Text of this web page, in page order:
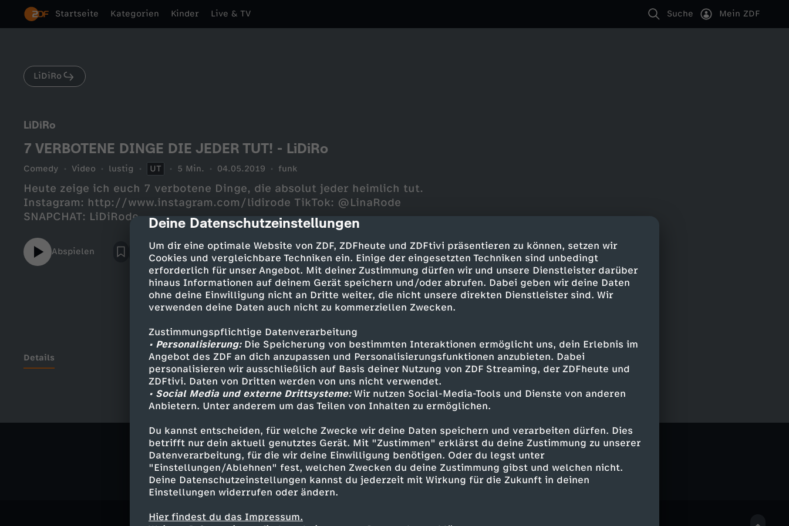
cmp-dialog-description
Deine Datenschutzeinstellungen
Um dir eine optimale Website von ZDF, ZDFheute und ZDFtivi präsentieren zu können, setzen wir
Cookies und vergleichbare Techniken ein. Einige der eingesetzten Techniken sind unbedingt
erforderlich für unser Angebot. Mit deiner Zustimmung dürfen wir und unsere Dienstleister darüber
hinaus Informationen auf deinem Gerät speichern und/oder abrufen. Dabei geben wir deine Daten
ohne deine Einwilligung nicht an Dritte weiter, die nicht unsere direkten Dienstleister sind. Wir
verwenden deine Daten auch nicht zu kommerziellen Zwecken.
Zustimmungspflichtige Datenverarbeitung
• Personalisierung:Die Speicherung von bestimmten Interaktionen ermöglicht uns, dein Erlebnis im
Angebot des ZDF an dich anzupassen und Personalisierungsfunktionen anzubieten. Dabei
personalisieren wir ausschließlich auf Basis deiner Nutzung von ZDF Streaming, der ZDFheute und
ZDFtivi. Daten von Dritten werden von uns nicht verwendet.
• Social Media und externe Drittsysteme:Wir nutzen Social-Media-Tools und Dienste von anderen
Anbietern. Unter anderem um das Teilen von Inhalten zu ermöglichen.
Du kannst entscheiden, für welche Zwecke wir deine Daten speichern und verarbeiten dürfen. Dies
betrifft nur dein aktuell genutztes Gerät. Mit "Zustimmen" erklärst du deine Zustimmung zu unserer
Datenverarbeitung, für die wir deine Einwilligung benötigen. Oder du legst unter
"Einstellungen/Ablehnen" fest, welchen Zwecken du deine Zustimmung gibst und welchen nicht.
Deine Datenschutzeinstellungen kannst du jederzeit mit Wirkung für die Zukunft in deinen
Einstellungen widerrufen oder ändern.
Hier findest du das Impressum.
Startseite Kategorien Kinder Live & TV Suche Mein ZDF
LiDiRo
LiDiRo
7 VERBOTENE DINGE DIE JEDER TUT! - LiDiRo
Comedy Video lustig UT 5 Min. 04.05.2019 funk
Heute zeige ich euch 7 verbotene Dinge, die absolut jeder heimlich tut.
Instagram: http://www.instagram.com/lidirode TikTok: @LinaRode
SNAPCHAT: LiDiRode
Abspielen
Details
Ähnliche Inhalte entdecken
Comedy Video lustig Untertitel LiDiRo